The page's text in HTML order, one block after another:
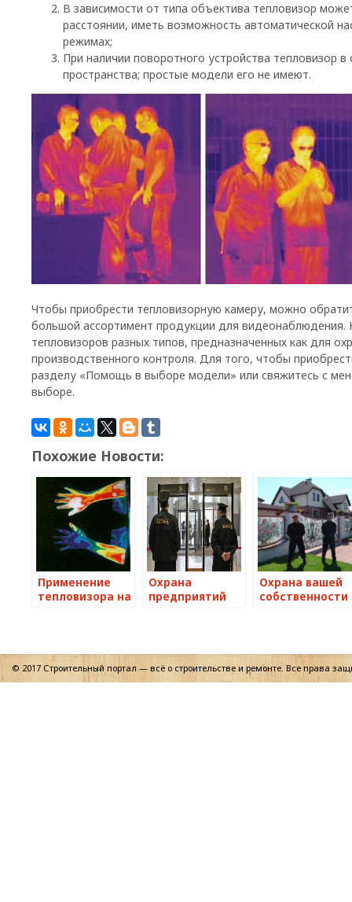
В зависимости от типа объектива тепловизор
расстоянии, иметь возможность автоматической
режимах;
При наличии поворотного устройства тепловизор
пространства; простые модели его не имеют.
Чтобы приобрести тепловизорную камеру, можно
большой ассортимент продукции для видеонаблюдения.
тепловизоров разных типов, предназначенных как для
производственного контроля. Для того, чтобы
разделу «Помощь в выборе модели» или свяжитесь с
выборе.
Похожие Новости:
Применение
тепловизора на
Охрана
предприятий
Охрана вашей
собственности
© 2017 Строительный портал — всё о строительстве и ремонте. Все права